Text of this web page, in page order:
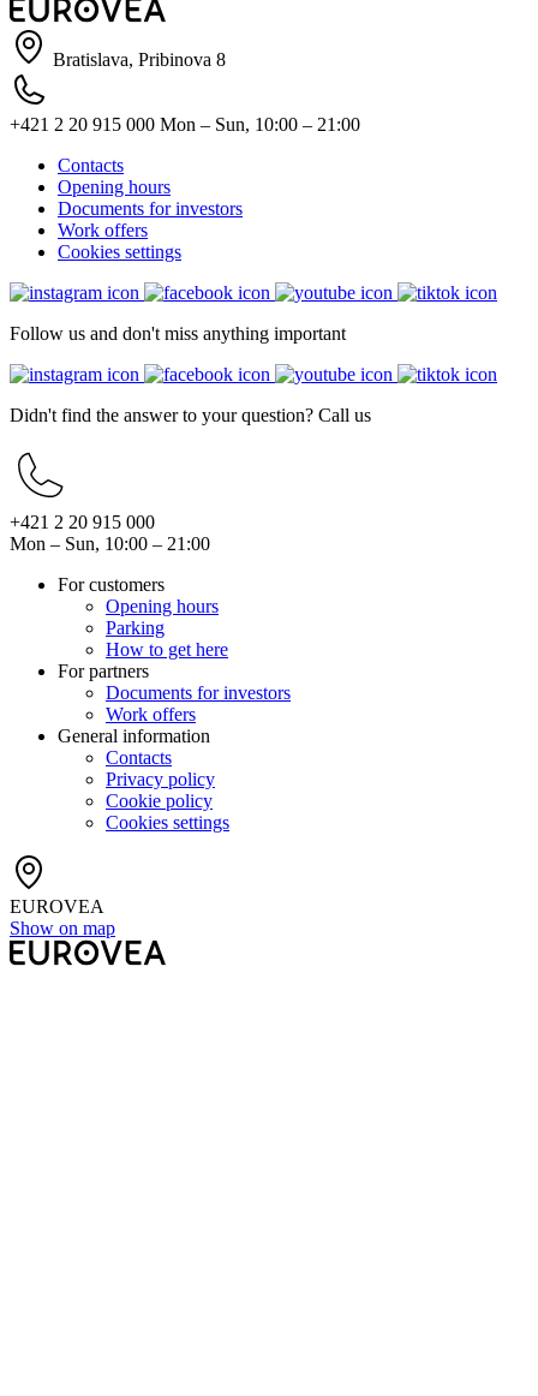
Bratislava, Pribinova 8
+421 2 20 915 000 Mon – Sun, 10:00 – 21:00
Contacts
Opening hours
Documents for investors
Work offers
Cookies settings
Follow us and don't miss anything important
Didn't find the answer to your question? Call us
+421 2 20 915 000
Mon – Sun, 10:00 – 21:00
For customers
Opening hours
Parking
How to get here
For partners
Documents for investors
Work offers
General information
Contacts
Privacy policy
Cookie policy
Cookies settings
EUROVEA
Show on map